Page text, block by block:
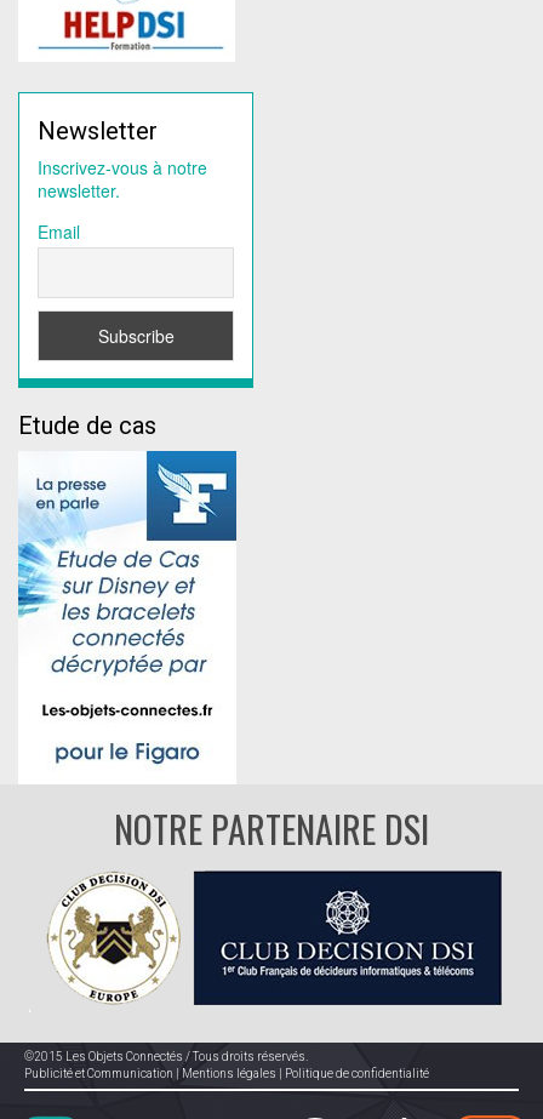
Newsletter
Inscrivez-vous à notre
newsletter.
Email
Etude de cas
NOTRE PARTENAIRE DSI
©2015 Les Objets Connectés / Tous droits réservés.
Publicité et Communication
Mentions légales Politique de confidentialité